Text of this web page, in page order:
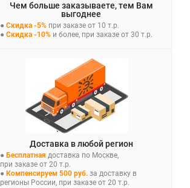
Чем больше заказываете, тем Вам
выгоднее
● Скидка -5% при заказе от 10 т.р.
● Скидка -10% и более, при заказе от 30 т.р.
Доставка в любой регион
● Бесплатная доставка по Москве,
при заказе от 20 т.р.
● Компенсируем 500 руб. за доставку в
регионы России, при заказе от 20 т.р.